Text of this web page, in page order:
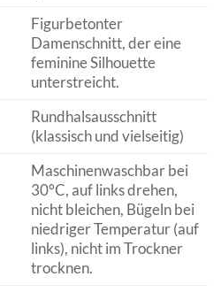
Figurbetonter
Damenschnitt, der eine
feminine Silhouette
unterstreicht.
Rundhalsausschnitt
(klassisch und vielseitig)
Maschinenwaschbar bei
30°C, auf links drehen,
nicht bleichen, Bügeln bei
niedriger Temperatur (auf
links), nicht im Trockner
trocknen.